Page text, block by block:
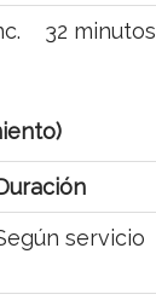
32 minutos
servicio